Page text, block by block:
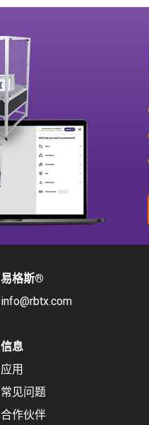
易格斯®
info@rbtx.com
信息
应用
常见问题
合作伙伴